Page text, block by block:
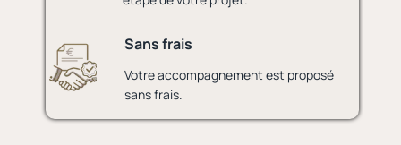
Sans frais
Votre accompagnement est proposé
sans frais.